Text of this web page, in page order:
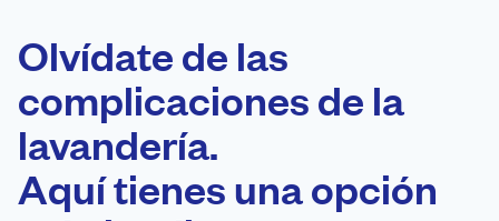
Olvídate de las
complicaciones de la
lavandería.
Aquí tienes una opción